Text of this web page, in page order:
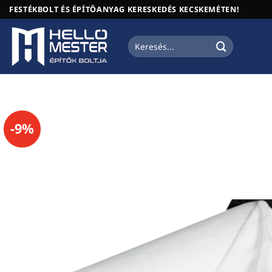
Skip
to
content
FESTÉKBOLT ÉS ÉPÍTŐANYAG KERESKEDÉS KECSKEMÉTEN!
Keresés
a
-9%